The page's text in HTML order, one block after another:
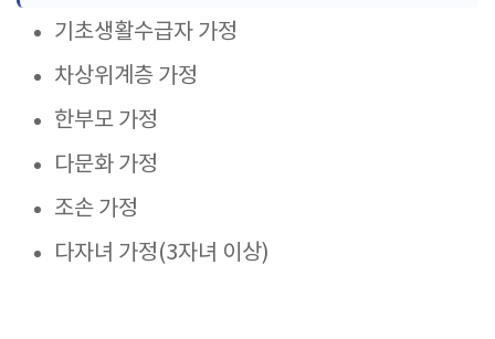
기초생활수급자 가정
차상위계층 가정
한부모 가정
다문화 가정
조손 가정
다자녀 가정(3자녀 이상)